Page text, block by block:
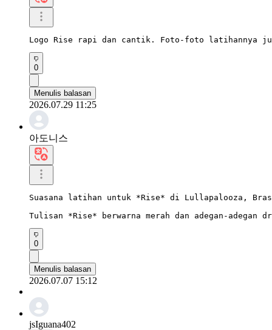
Logo Rise rapi dan cantik. Foto-foto latihannya
0
Menulis balasan
2026.07.29 11:25
아도니스
Suasana latihan untuk *Rise* di Lullapalooza,
Tulisan *Rise* berwarna merah dan adegan-adegan
0
Menulis balasan
2026.07.07 15:12
jsIguana402